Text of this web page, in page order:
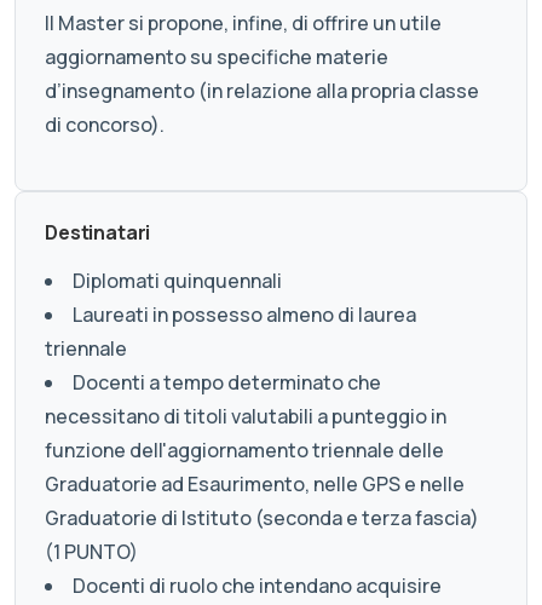
Il Master si propone, infine, di offrire un utile
aggiornamento su specifiche materie
d’insegnamento (in relazione alla propria classe
di concorso).
Destinatari
Diplomati quinquennali
Laureati in possesso almeno di laurea
triennale
Docenti a tempo determinato che
necessitano di titoli valutabili a punteggio in
funzione dell'aggiornamento triennale delle
Graduatorie ad Esaurimento, nelle GPS e nelle
Graduatorie di Istituto (seconda e terza fascia)
(1 PUNTO)
Docenti di ruolo che intendano acquisire